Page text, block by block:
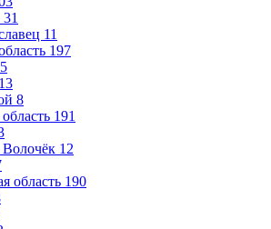
31
11
197
13
8
191
12
область 190